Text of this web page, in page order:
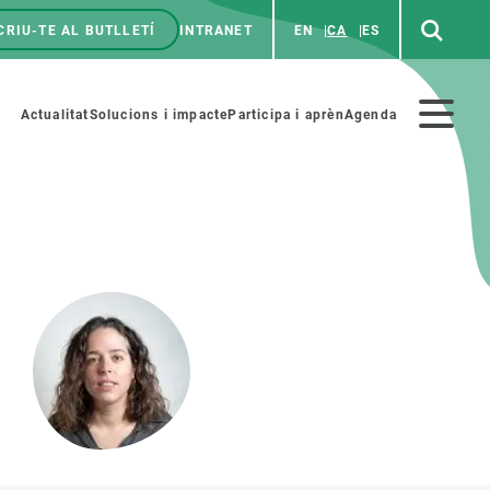
TE AL BUTLLETÍ INTRANET EN CA ES
Menú
ActualitatSolucions i impacteParticipa i aprènAgenda
PARTICIPA
Ciència i art
Fes ciència amb nosaltres
Materials educatius
Agenda